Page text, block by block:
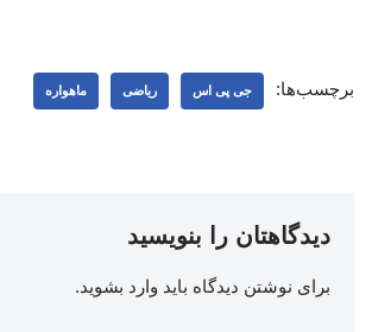
برچسب‌ها: جی پی اس ریاضی ماهواره
دیدگاهتان را بنویسید
برای نوشتن دیدگاه باید وارد بشوید.